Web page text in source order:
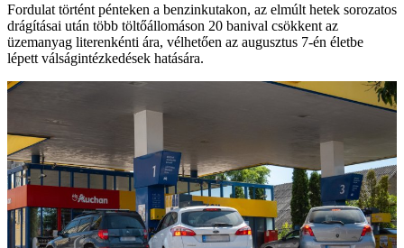
Fordulat történt pénteken a benzinkutakon, az elmúlt hetek sorozatos
drágításai után több töltőállomáson 20 banival csökkent az
üzemanyag literenkénti ára, vélhetően az augusztus 7-én életbe
lépett válságintézkedések hatására.